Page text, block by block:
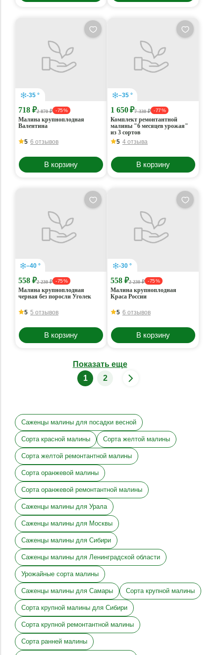
-35 °
718 ₽2 870 ₽ - 75 %
Малина крупноплодная
Валентина
5 6 отзывов
В корзину
–35 °
1 650 ₽7 330 ₽ - 77 %
Комплект ремонтантной
малины "6 месяцев урожая"
из 3 сортов
5 4 отзыва
В корзину
–40 °
558 ₽2 230 ₽ - 75 %
Малина крупноплодная
черная без поросли Уголек
5 5 отзывов
В корзину
-30 °
558 ₽2 230 ₽ - 75 %
Малина крупноплодная
Краса России
5 6 отзывов
В корзину
Показать еще
1
2
Саженцы малины для посадки весной
Сорта красной малины Сорта желтой малины
Сорта желтой ремонтантной малины
Сорта оранжевой малины
Сорта оранжевой ремонтантной малины
Саженцы малины для Урала
Саженцы малины для Москвы
Саженцы малины для Сибири
Саженцы малины для Ленинградской области
Урожайные сорта малины
Саженцы малины для Самары Сорта крупной малины
Сорта крупной малины для Сибири
Сорта крупной ремонтантной малины
Сорта ранней малины